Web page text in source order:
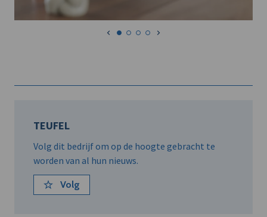
TEUFEL
Volg dit bedrijf om op de hoogte gebracht te
worden van al hun nieuws.
Volg